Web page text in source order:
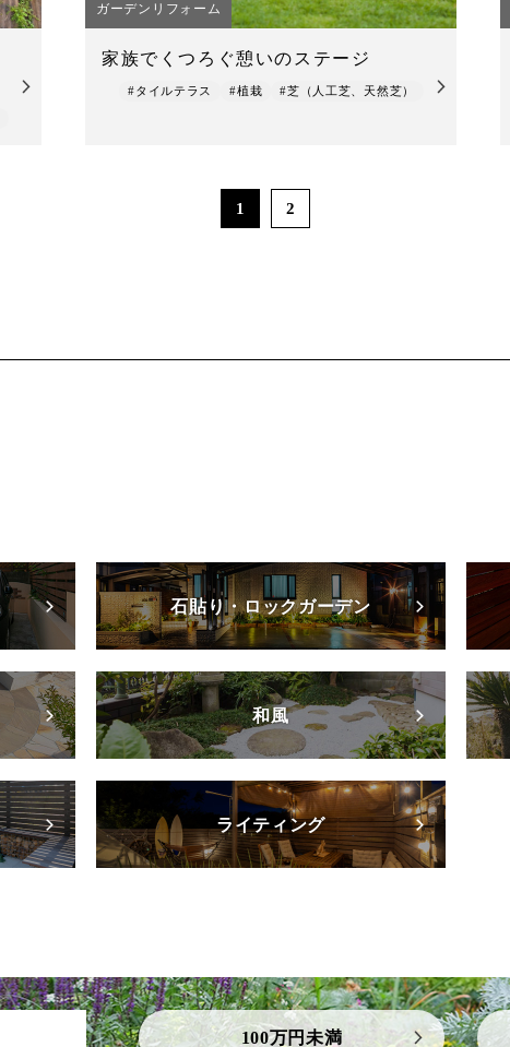
ガーデンリフォーム
家族でくつろぐ憩いのステージ
#タイルテラス #植栽 #芝（人工芝、天然芝）
1 2
石貼り・ロックガーデン
和風
ライティング
100万円未満